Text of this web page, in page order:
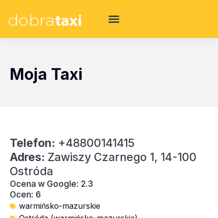
Moja Taxi
Telefon: +48800141415
Adres: Zawiszy Czarnego 1, 14-100
Ostróda
Ocena w Google: 2.3
Ocen: 6
warmińsko-mazurskie